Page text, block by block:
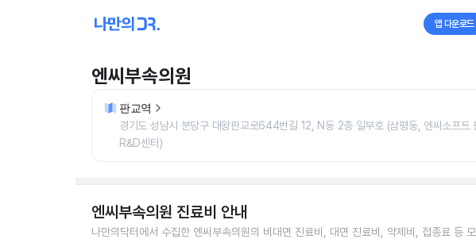
앱 다운로드
엔씨부속의원
판교역
경기도 성남시 분당구 대왕판교로644번길 12, N동 2층 일부호 (삼평동, 엔씨소프트
R&D센터)
엔씨부속의원 진료비 안내
나만의닥터에서 수집한 엔씨부속의원의 비대면 진료비, 대면 진료비, 약제비, 접종료 등